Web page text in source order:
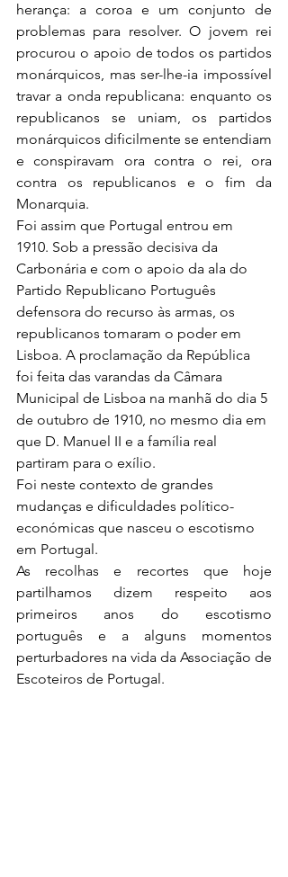
herança: a coroa e um conjunto de
problemas para resolver. O jovem rei
procurou o apoio de todos os partidos
monárquicos, mas ser-lhe-ia impossível
travar a onda republicana: enquanto os
republicanos se uniam, os partidos
monárquicos dificilmente se entendiam
e conspiravam ora contra o rei, ora
contra os republicanos e o fim da
Monarquia.
Foi assim que Portugal entrou em
1910. Sob a pressão decisiva da
Carbonária e com o apoio da ala do
Partido Republicano Português
defensora do recurso às armas, os
republicanos tomaram o poder em
Lisboa. A proclamação da República
foi feita das varandas da Câmara
Municipal de Lisboa na manhã do dia 5
de outubro de 1910, no mesmo dia em
que D. Manuel II e a família real
partiram para o exílio.
Foi neste contexto de grandes
mudanças e dificuldades político-
económicas que nasceu o escotismo
em Portugal.
As recolhas e recortes que hoje
partilhamos dizem respeito aos
primeiros anos do escotismo
português e a alguns momentos
perturbadores na vida da Associação de
Escoteiros de Portugal.